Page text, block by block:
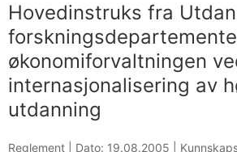
Hovedinstruks fra
økonomiforvaltningen
internasjonalisering av
utdanning
Reglement | Dato: 19.08.2005